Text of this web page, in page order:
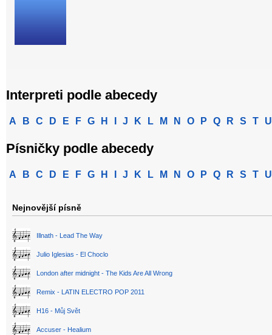
Interpreti podle abecedy
A B C D E F G H J K L M N O P Q R S T U
Písničky podle abecedy
A B C D E F G H J K L M N O P Q R S T U
Nejnovější písně
Illnath - Lead The Way
Julio Iglesias - El Choclo
London after midnight - The Kids Are All Wrong
Remix - LATIN ELECTRO POP 2011
H16 - Můj Svět
Accuser - Healium